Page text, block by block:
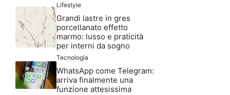
Lifestyle
Grandi lastre in gres
porcellanato effetto
marmo: lusso e praticità
per interni da sogno
Tecnologia
WhatsApp come Telegram:
arriva finalmente una
funzione attesissima